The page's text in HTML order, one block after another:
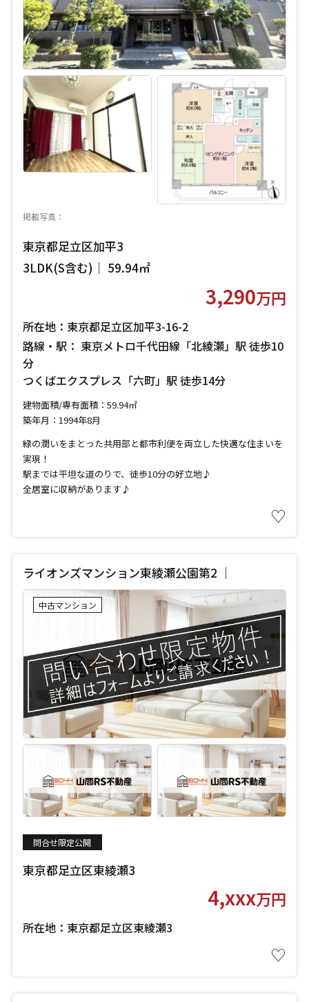
掲載写真：
東京都足立区加平3
3LDK(S含む)｜ 59.94㎡
3,290万円
所在地：東京都足立区加平3-16-2
路線・駅： 東京メトロ千代田線「北綾瀬」駅 徒歩10
分
つくばエクスプレス「六町」駅 徒歩14分
建物面積/専有面積：59.94㎡
築年月：1994年8月
緑の潤いをまとった共用部と都市利便を両立した快適な住まいを
実現！
駅までは平坦な道のりで、徒歩10分の好立地♪
全居室に収納があります♪
♡
ライオンズマンション東綾瀬公園第2 ｜
中古マンション
問合せ限定公開
東京都足立区東綾瀬3
4,xxx万円
所在地：東京都足立区東綾瀬3
♡